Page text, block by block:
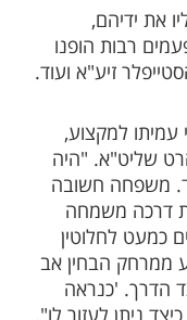
בחולים. הוא
ביקשו לדעת
בני אדם,
ברורות
של מומחה
את